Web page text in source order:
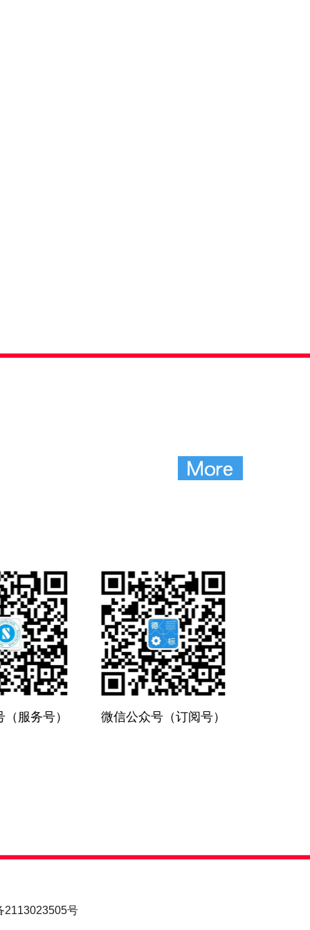
服务号） 微信公众号（订阅号）
2113023505号